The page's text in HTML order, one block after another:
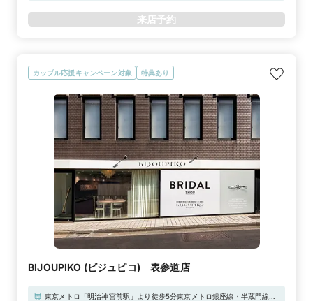
来店予約
カップル応援キャンペーン対象 特典あり
BIJOUPIKO (ビジュピコ) 表参道店
東京メトロ「明治神宮前駅」より徒歩5分東京メトロ銀座線・半蔵門線・